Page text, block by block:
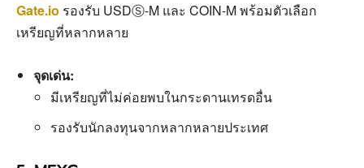
Gate.io รองรับ USDⓈ-M และ COIN-M พร้อมตัวเลือก
เหรียญที่หลากหลาย
จุดเด่น:
มีเหรียญที่ไม่ค่อยพบในกระดานเทรดอื่น
รองรับนักลงทุนจากหลากหลายประเทศ